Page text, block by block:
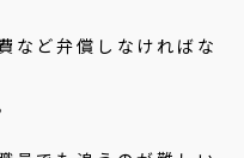
など弁償しなければな